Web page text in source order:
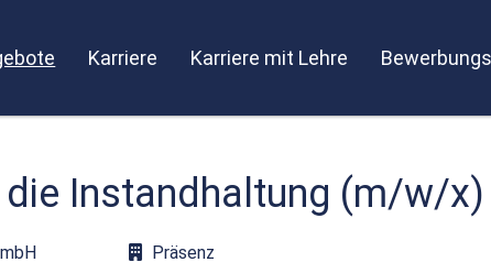
Karriere Karriere mit Lehre
die Instandhaltung (m/w/x)
Präsenz